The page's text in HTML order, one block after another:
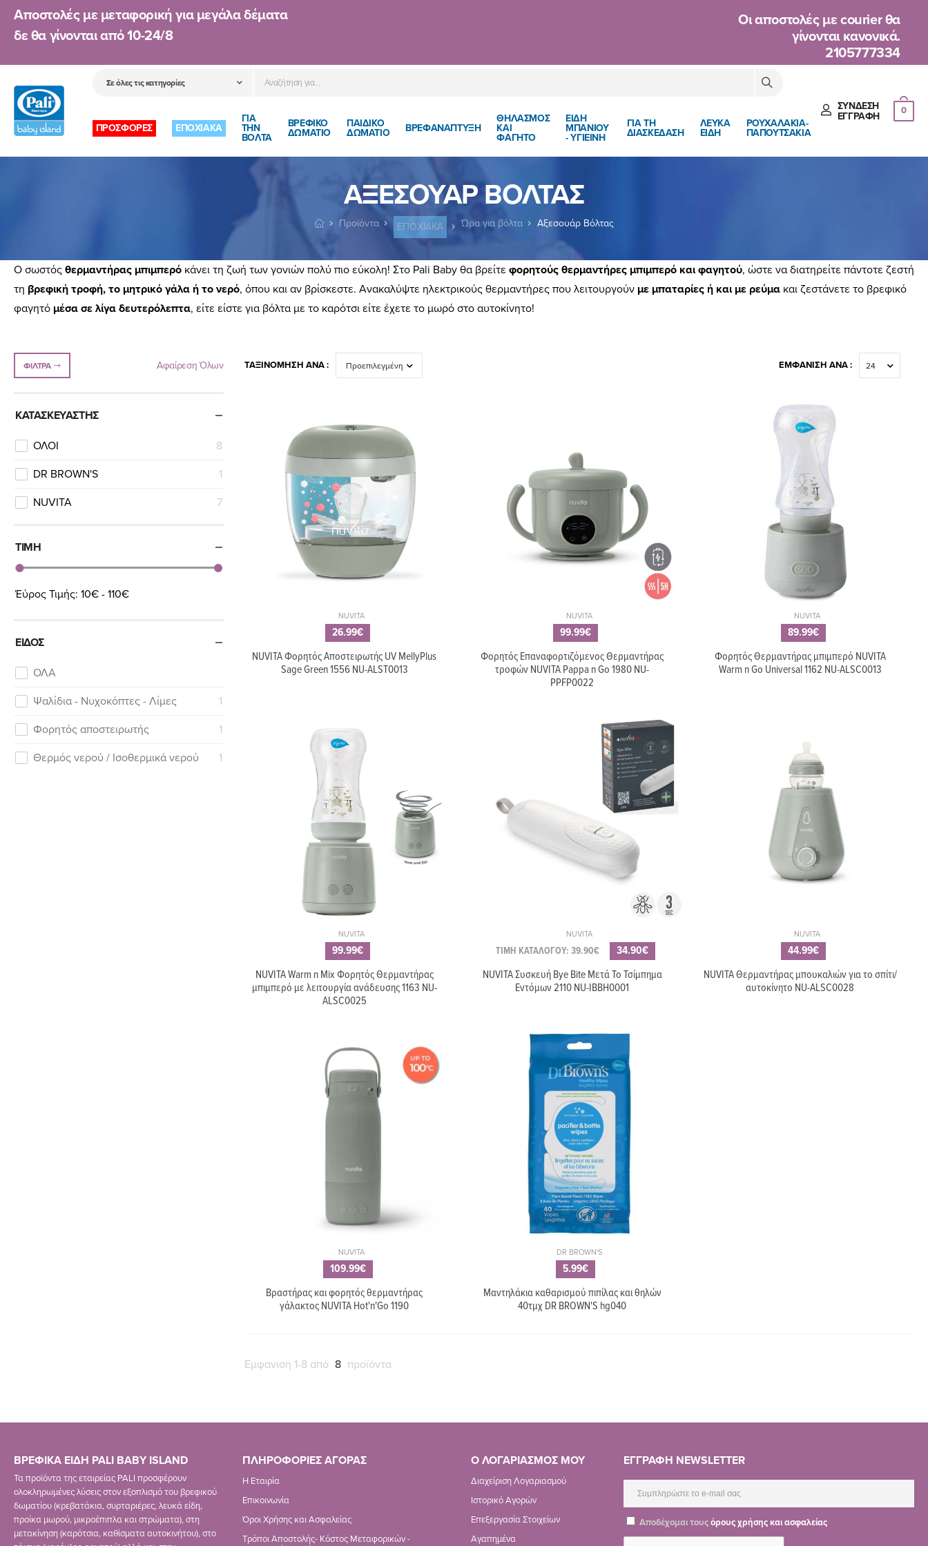
Αποστολές με μεταφορική για μεγάλα δέματα
δε θα γίνονται από10-24/8
Oι αποστολές με courier θα
γίνονται κανονικά.
2105777334
ΠΡΟΣΦΟΡΕΣ ΕΠΟΧΙΑΚΑ
ΓΙΑ
ΤΗΝ
ΒΟΛΤΑ
ΒΡΕΦΙΚΟ
ΔΩΜΑΤΙΟ
ΠΑΙΔΙΚΌ
ΔΩΜΆΤΙΟ
ΒΡΕΦΑΝΑΠΤΥΞΗ
ΘΗΛΑΣΜΟΣ
ΚΑΙ
ΦΑΓΗΤΟ
ΕΙΔΗ
ΜΠΑΝΙΟΥ
- ΥΓΙΕΙΝΗ
ΓΙΑ ΤΗ
ΔΙΑΣΚΕΔΑΣΗ
ΛΕΥΚΑ
ΕΙΔΗ
ΡΟΥΧΑΛΑΚΙΑ-
ΠΑΠΟΥΤΣΑΚΙΑ
ΣΎΝΔΕΣΗ
ΈΓΓΡΑΦΉ
0
ΑΞΕΣΟΥΆΡ ΒΌΛΤΑΣ
Προϊόντα ΕΠΟΧΙΑΚΑ Ώρα για βόλτα Αξεσουάρ Βόλτας
Ο σωστός θερμαντήρας μπιμπερό κάνει τη ζωή των γονιών πολύ πιο εύκολη! Στο Pali Baby θα βρείτε φορητούς θερμαντήρες μπιμπερό και φαγητού, ώστε να διατηρείτε πάντοτε ζεστή
τη βρεφική τροφή, το μητρικό γάλα ή το νερό, όπου και αν βρίσκεστε. Ανακαλύψτε ηλεκτρικούς θερμαντήρες που λειτουργούν με μπαταρίες ή και με ρεύμα και ζεστάνετε το βρεφικό
φαγητό μέσα σε λίγα δευτερόλεπτα, είτε είστε για βόλτα με το καρότσι είτε έχετε το μωρό στο αυτοκίνητο!
ΦΊΛΤΡΑ Αφαίρεση Όλων
ΚΑΤΑΣΚΕΥΑΣΤΉΣ
ΟΛΟΙ 8
DR BROWN'S 1
NUVITA 7
ΤΙΜΉ
Έύρος Τιμής: 10€ - 110€
ΕΊΔΟΣ
ΟΛΑ
Ψαλίδια - Νυχοκόπτες - Λίμες 1
Φορητός αποστειρωτής 1
Θερμός νερού / Ισοθερμικά νερού 1
ΤΑΞΙΝΌΜΗΣΗ ΑΝΆ : ΕΜΦΆΝΙΣΗ ΑΝΆ :
NUVITA
26.99€
NUVITA Φορητός Αποστειρωτής UV MellyPlus
Sage Green 1556 NU-ALST0013
NUVITA
99.99€
Φορητός Επαναφορτιζόμενος Θερμαντήρας
τροφών NUVITA Pappa n Go 1980 NU-
PPFP0022
NUVITA
89.99€
Φορητός Θερμαντήρας μπιμπερό NUVITA
Warm n Go Universal 1162 NU-ALSC0013
NUVITA
99.99€
NUVITA Warm n Mix Φορητός Θερμαντήρας
μπιμπερό με λειτουργία ανάδευσης 1163 NU-
ALSC0025
NUVITA
ΤΙΜΗ ΚΑΤΑΛΟΓΟΥ: 39.90€
34.90€
NUVITA Συσκευή Bye Bite Μετά Το Τσίμπημα
Εντόμων 2110 NU-IBBH0001
NUVITA
44.99€
NUVITA Θερμαντήρας μπουκαλιών για το σπίτι/
αυτοκίνητο NU-ALSC0028
NUVITA
109.99€
Βραστήρας και φορητός θερμαντήρας
γάλακτος NUVITA Hot'n'Go 1190
DR BROWN'S
5.99€
Μαντηλάκια καθαρισμού πιπίλας και θηλών
40τμχ DR BROWN'S hg040
Εμφανιση 1-8 από 8 προϊόντα
ΒΡΕΦΙΚΑ ΕΙΔΗ PALI BABY ISLAND
Τα προϊόντα της εταιρείας PALI προσφέρουν
ολοκληρωμένες λύσεις στον εξοπλισμό του βρεφικού
δωματίου (κρεβατάκια, συρταριέρες, λευκά είδη,
προίκα μωρού, μικροέπιπλα και στρώματα), στη
μετακίνηση (καρότσια, καθίσματα αυτοκινήτου), στο
ΠΛΗΡΟΦΟΡΙΕΣ ΑΓΟΡΑΣ
Η Εταιρία
Επικοινωνία
Όροι Χρήσης και Ασφαλείας
Τρόποι Αποστολής- Κόστος Μεταφορικών -
Ο ΛΟΓΑΡΙΑΣΜΟΣ ΜΟΥ
Διαχείριση Λογαριασμού
Ιστορικό Αγορών
Επεξεργασία Στοιχείων
Αγαπημένα
ΕΓΓΡΑΦΗ NEWSLETTER
Αποδέχομαι τουςόρους χρήσης και ασφαλείας